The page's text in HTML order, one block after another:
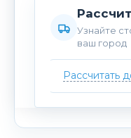
Узнайте
ваш город
Рассчитать